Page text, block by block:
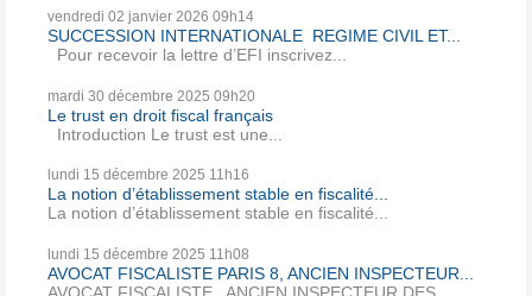
vendredi 02 janvier 2026 09h14
SUCCESSION INTERNATIONALE REGIME CIVIL ET...
Pour recevoir la lettre d’EFI inscrivez...
mardi 30 décembre 2025 09h20
Le trust en droit fiscal français
Introduction Le trust est une...
lundi 15 décembre 2025 11h16
La notion d’établissement stable en fiscalité...
La notion d’établissement stable en fiscalité...
lundi 15 décembre 2025 11h08
AVOCAT FISCALISTE PARIS 8, ANCIEN INSPECTEUR...